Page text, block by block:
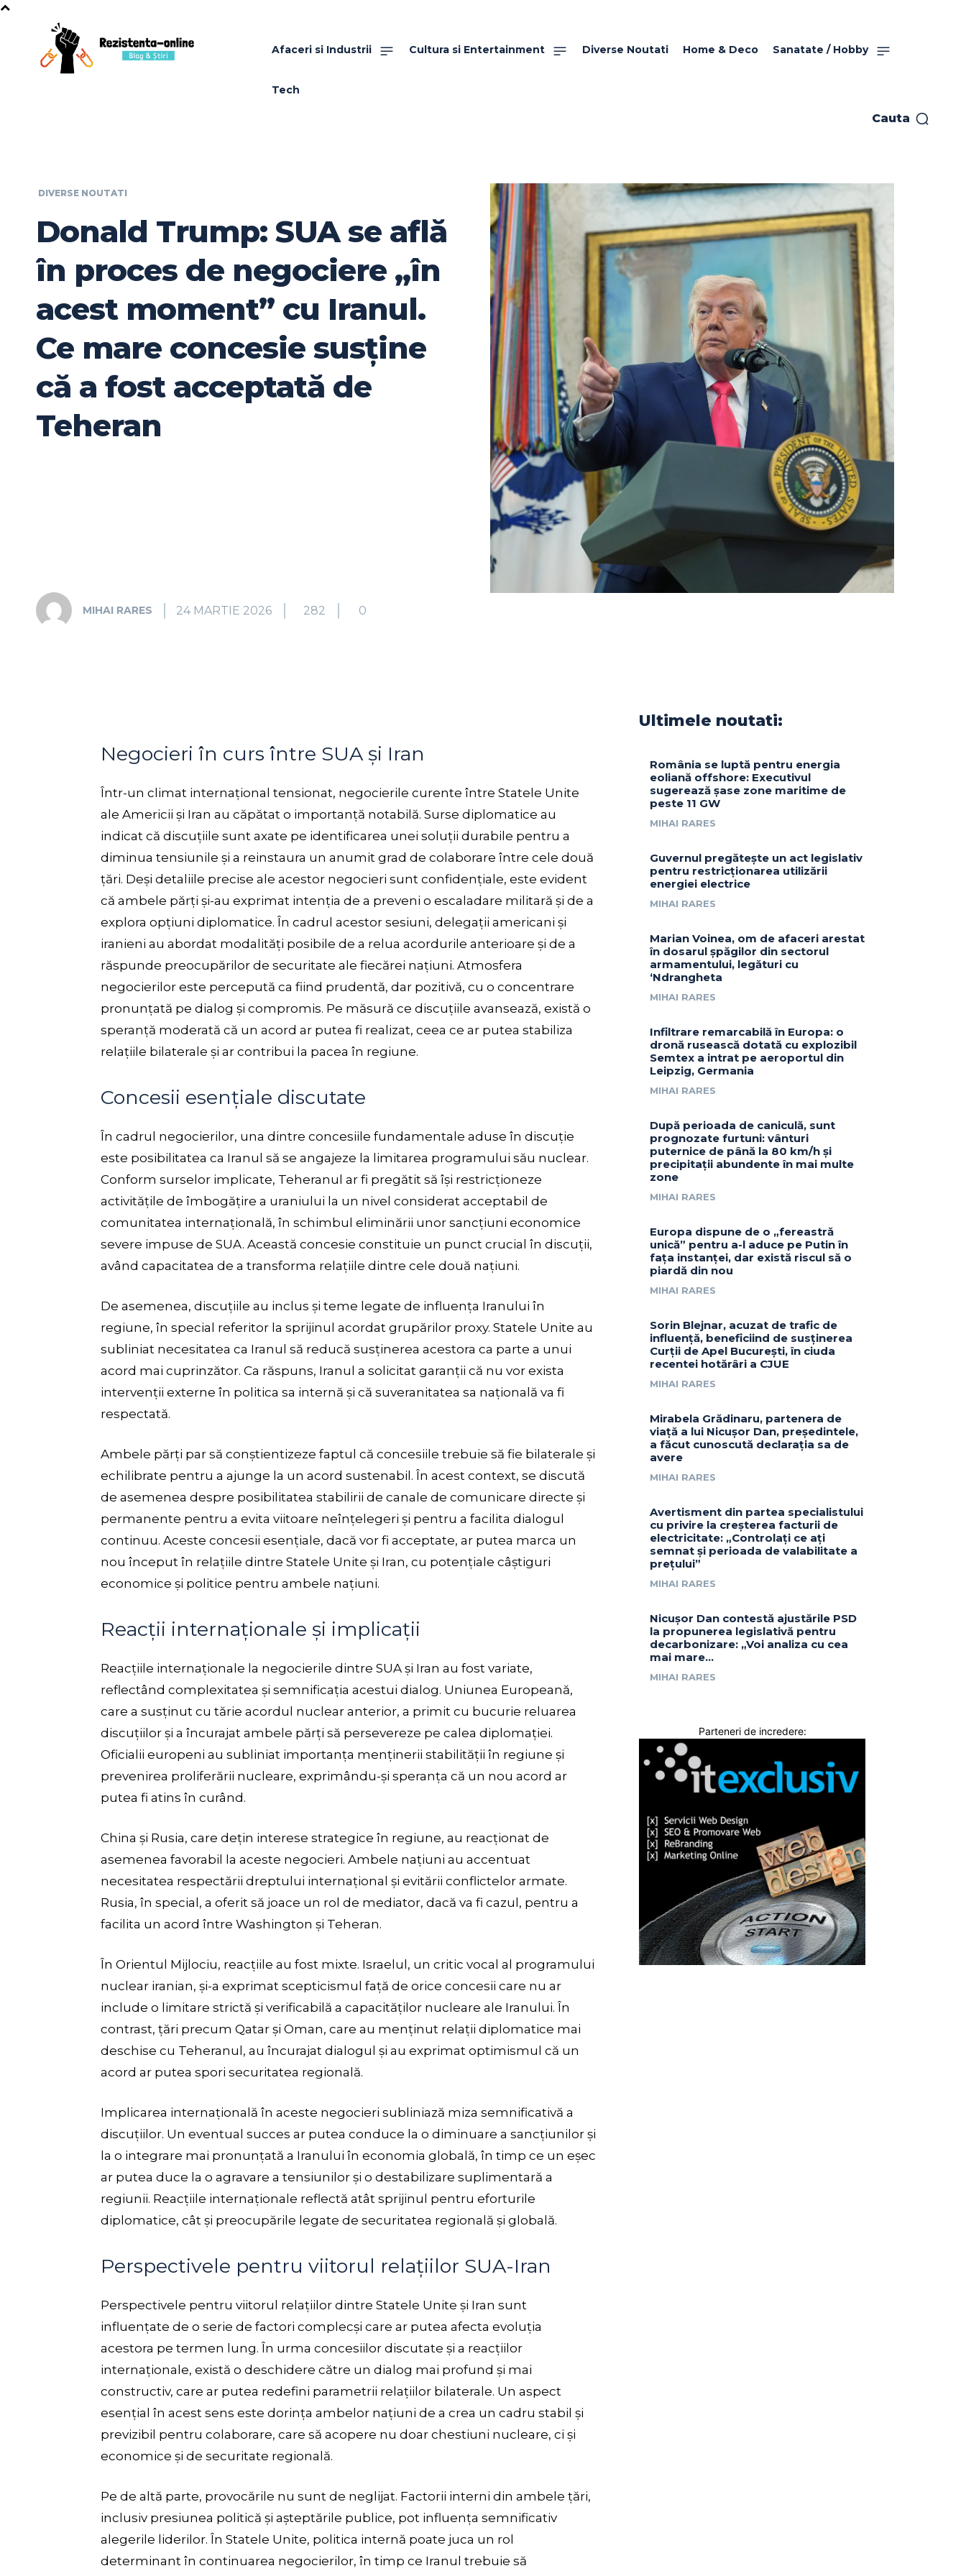
Afaceri si Industrii Cultura si Entertainment Diverse Noutati Home & Deco Sanatate / Hobby
Tech
Cauta
DIVERSE NOUTATI
Donald Trump: SUA se află
în proces de negociere „în
acest moment” cu Iranul.
Ce mare concesie susține
că a fost acceptată de
Teheran
MIHAI RARES 24 MARTIE 2026 282 0
Negocieri în curs între SUA și Iran
Într-un climat internațional tensionat, negocierile curente între Statele Unite
ale Americii și Iran au căpătat o importanță notabilă. Surse diplomatice au
indicat că discuțiile sunt axate pe identificarea unei soluții durabile pentru a
diminua tensiunile și a reinstaura un anumit grad de colaborare între cele două
țări. Deși detaliile precise ale acestor negocieri sunt confidențiale, este evident
că ambele părți și-au exprimat intenția de a preveni o escaladare militară și de a
explora opțiuni diplomatice. În cadrul acestor sesiuni, delegații americani și
iranieni au abordat modalități posibile de a relua acordurile anterioare și de a
răspunde preocupărilor de securitate ale fiecărei națiuni. Atmosfera
negocierilor este percepută ca fiind prudentă, dar pozitivă, cu o concentrare
pronunțată pe dialog și compromis. Pe măsură ce discuțiile avansează, există o
speranță moderată că un acord ar putea fi realizat, ceea ce ar putea stabiliza
relațiile bilaterale și ar contribui la pacea în regiune.
Concesii esențiale discutate
În cadrul negocierilor, una dintre concesiile fundamentale aduse în discuție
este posibilitatea ca Iranul să se angajeze la limitarea programului său nuclear.
Conform surselor implicate, Teheranul ar fi pregătit să își restricționeze
activitățile de îmbogățire a uraniului la un nivel considerat acceptabil de
comunitatea internațională, în schimbul eliminării unor sancțiuni economice
severe impuse de SUA. Această concesie constituie un punct crucial în discuții,
având capacitatea de a transforma relațiile dintre cele două națiuni.
De asemenea, discuțiile au inclus și teme legate de influența Iranului în
regiune, în special referitor la sprijinul acordat grupărilor proxy. Statele Unite au
subliniat necesitatea ca Iranul să reducă susținerea acestora ca parte a unui
acord mai cuprinzător. Ca răspuns, Iranul a solicitat garanții că nu vor exista
intervenții externe în politica sa internă și că suveranitatea sa națională va fi
respectată.
Ambele părți par să conștientizeze faptul că concesiile trebuie să fie bilaterale și
echilibrate pentru a ajunge la un acord sustenabil. În acest context, se discută
de asemenea despre posibilitatea stabilirii de canale de comunicare directe și
permanente pentru a evita viitoare neînțelegeri și pentru a facilita dialogul
continuu. Aceste concesii esențiale, dacă vor fi acceptate, ar putea marca un
nou început în relațiile dintre Statele Unite și Iran, cu potențiale câștiguri
economice și politice pentru ambele națiuni.
Reacții internaționale și implicații
Reacțiile internaționale la negocierile dintre SUA și Iran au fost variate,
reflectând complexitatea și semnificația acestui dialog. Uniunea Europeană,
care a susținut cu tărie acordul nuclear anterior, a primit cu bucurie reluarea
discuțiilor și a încurajat ambele părți să persevereze pe calea diplomației.
Oficialii europeni au subliniat importanța menținerii stabilității în regiune și
prevenirea proliferării nucleare, exprimându-și speranța că un nou acord ar
putea fi atins în curând.
China și Rusia, care dețin interese strategice în regiune, au reacționat de
asemenea favorabil la aceste negocieri. Ambele națiuni au accentuat
necesitatea respectării dreptului internațional și evitării conflictelor armate.
Rusia, în special, a oferit să joace un rol de mediator, dacă va fi cazul, pentru a
facilita un acord între Washington și Teheran.
În Orientul Mijlociu, reacțiile au fost mixte. Israelul, un critic vocal al programului
nuclear iranian, și-a exprimat scepticismul față de orice concesii care nu ar
include o limitare strictă și verificabilă a capacităților nucleare ale Iranului. În
contrast, țări precum Qatar și Oman, care au menținut relații diplomatice mai
deschise cu Teheranul, au încurajat dialogul și au exprimat optimismul că un
acord ar putea spori securitatea regională.
Implicarea internațională în aceste negocieri subliniază miza semnificativă a
discuțiilor. Un eventual succes ar putea conduce la o diminuare a sancțiunilor și
la o integrare mai pronunțată a Iranului în economia globală, în timp ce un eșec
ar putea duce la o agravare a tensiunilor și o destabilizare suplimentară a
regiunii. Reacțiile internaționale reflectă atât sprijinul pentru eforturile
diplomatice, cât și preocupările legate de securitatea regională și globală.
Perspectivele pentru viitorul relațiilor SUA-Iran
Perspectivele pentru viitorul relațiilor dintre Statele Unite și Iran sunt
influențate de o serie de factori complecși care ar putea afecta evoluția
acestora pe termen lung. În urma concesiilor discutate și a reacțiilor
internaționale, există o deschidere către un dialog mai profund și mai
constructiv, care ar putea redefini parametrii relațiilor bilaterale. Un aspect
esențial în acest sens este dorința ambelor națiuni de a crea un cadru stabil și
previzibil pentru colaborare, care să acopere nu doar chestiuni nucleare, ci și
economice și de securitate regională.
Pe de altă parte, provocările nu sunt de neglijat. Factorii interni din ambele țări,
inclusiv presiunea politică și așteptările publice, pot influența semnificativ
alegerile liderilor. În Statele Unite, politica internă poate juca un rol
determinant în continuarea negocierilor, în timp ce Iranul trebuie să
Ultimele noutati:
România se luptă pentru energia
eoliană offshore: Executivul
sugerează șase zone maritime de
peste 11 GW
MIHAI RARES
Guvernul pregătește un act legislativ
pentru restricționarea utilizării
energiei electrice
MIHAI RARES
Marian Voinea, om de afaceri arestat
în dosarul șpăgilor din sectorul
armamentului, legături cu
‘Ndrangheta
MIHAI RARES
Infiltrare remarcabilă în Europa: o
dronă rusească dotată cu explozibil
Semtex a intrat pe aeroportul din
Leipzig, Germania
MIHAI RARES
După perioada de caniculă, sunt
prognozate furtuni: vânturi
puternice de până la 80 km/h și
precipitații abundente în mai multe
zone
MIHAI RARES
Europa dispune de o „fereastră
unică” pentru a-l aduce pe Putin în
fața instanței, dar există riscul să o
piardă din nou
MIHAI RARES
Sorin Blejnar, acuzat de trafic de
influență, beneficiind de susținerea
Curții de Apel București, în ciuda
recentei hotărâri a CJUE
MIHAI RARES
Mirabela Grădinaru, partenera de
viață a lui Nicușor Dan, președintele,
a făcut cunoscută declarația sa de
avere
MIHAI RARES
Avertisment din partea specialistului
cu privire la creșterea facturii de
electricitate: „Controlați ce ați
semnat și perioada de valabilitate a
prețului”
MIHAI RARES
Nicușor Dan contestă ajustările PSD
la propunerea legislativă pentru
decarbonizare: „Voi analiza cu cea
mai mare…
MIHAI RARES
Parteneri de incredere: